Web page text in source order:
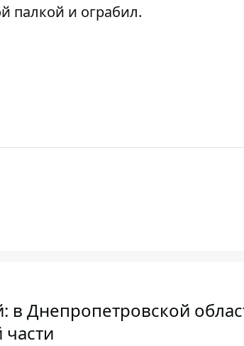
палкой и ограбил.
в Днепропетровской